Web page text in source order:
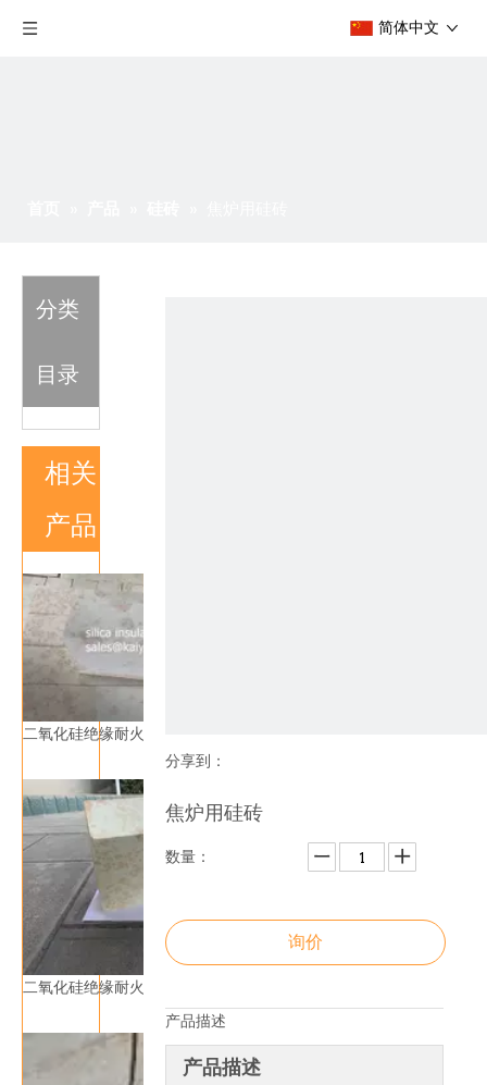
简体中文
分类
目录
相关
产品
二氧化硅绝缘耐火砖
二氧化硅绝缘耐火砖
分享到：
焦炉用硅砖
数量：
询价
产品描述
产品描述